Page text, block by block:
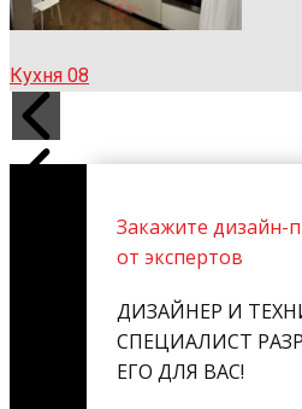
Кухня 08
Закажите дизайн-
от экспертов
ДИЗАЙНЕР И
СПЕЦИАЛИСТ
ЕГО ДЛЯ ВАС!